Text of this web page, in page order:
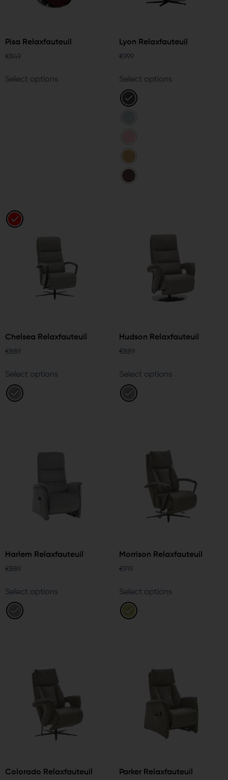
Pisa Relaxfauteuil
€849
Select options
Lyon Relaxfauteuil
€999
Select options
Chelsea Relaxfauteuil
€889
Select options
Hudson Relaxfauteuil
€889
Select options
Harlem Relaxfauteuil
€889
Select options
Morrison Relaxfauteuil
€919
Select options
Colorado Relaxfauteuil Parker Relaxfauteuil